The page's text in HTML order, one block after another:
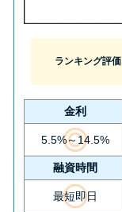
ランキング評価
金利
5.5%～14.5%
融資時間
最短即日